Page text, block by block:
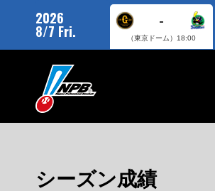
2026
8/7 Fri.
-
（東京ドーム） 18:00
シーズン成績